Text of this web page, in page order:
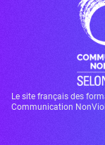
Le site français des
Communication